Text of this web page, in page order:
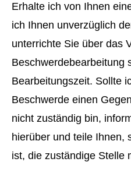
Erhalte ich von Ihnen
ich Ihnen unverzüglich
unterrichte Sie über das
Beschwerdebearbeitung
Bearbeitungszeit. Sollte
Beschwerde einen
nicht zuständig bin,
hierüber und teile Ihnen,
ist, die zuständige Stelle